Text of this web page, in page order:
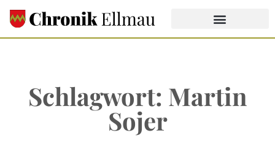
Schlagwort: Martin
Sojer